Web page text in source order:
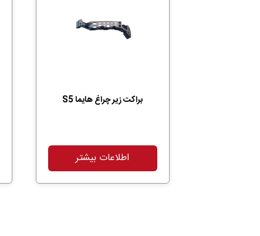
براکت زیر چراغ هایما S5
اطلاعات بیشتر